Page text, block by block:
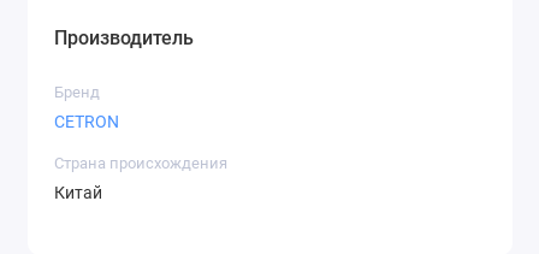
Производитель
Бренд
CETRON
Страна происхождения
Китай